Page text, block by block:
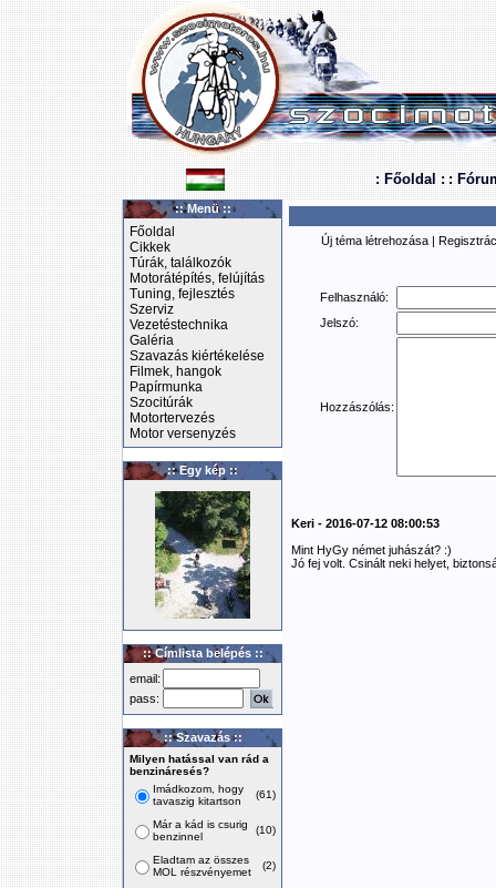
: Főoldal : :
:: Menü ::
Főoldal
Cikkek
Túrák, találkozók
Motorátépítés, felújítás
Tuning, fejlesztés
Szerviz
Vezetéstechnika
Galéria
Szavazás kiértékelése
Filmek, hangok
Papírmunka
Szocitúrák
Motortervezés
Motor versenyzés
:: Egy kép ::
:: Címlista belépés ::
email:
pass:
:: Szavazás ::
Milyen hatással van rád a
benzináresés?
Imádkozom, hogy
tavaszig kitartson
(61)
Már a kád is csurig
benzinnel
(10)
Eladtam az összes
MOL részvényemet
(2)
Új téma létrehozása |
Felhasználó:
Jelszó:
Hozzászólás:
Keri - 2016-07-12 08:00:53
Mint HyGy német juhászát? :)
Jó fej volt. Csinált neki helyet,